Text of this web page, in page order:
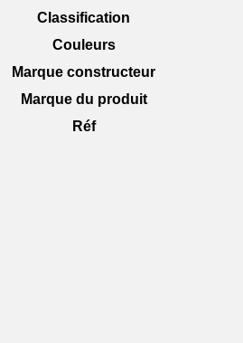
Classification
Couleurs
Marque constructeur
Marque du produit
Réf